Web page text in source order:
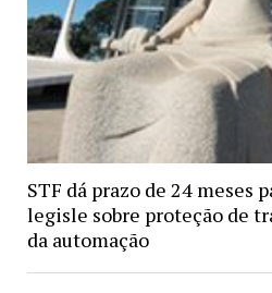
STF dá prazo de 24 meses
legisle sobre proteção de
da automação